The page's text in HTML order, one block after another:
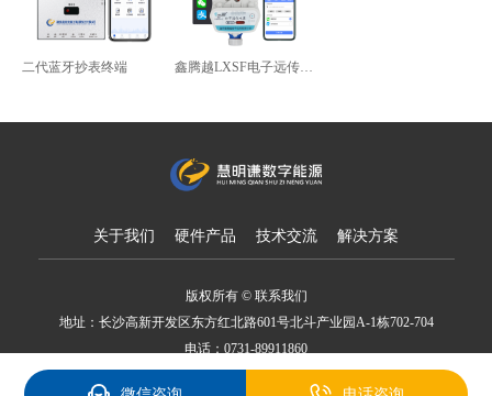
二代蓝牙抄表终端 鑫腾越LXSF电子远传智能水表
关于我们 硬件产品 技术交流 解决方案
版权所有 © 联系我们
地址：长沙高新开发区东方红北路601号北斗产业园A-1栋702-704
电话：0731-89911860
备案号：湘ICP备18007650号